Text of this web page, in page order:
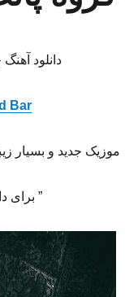
دانلود آهنگ
Bar
موزیک جدید و بسیار
” برای